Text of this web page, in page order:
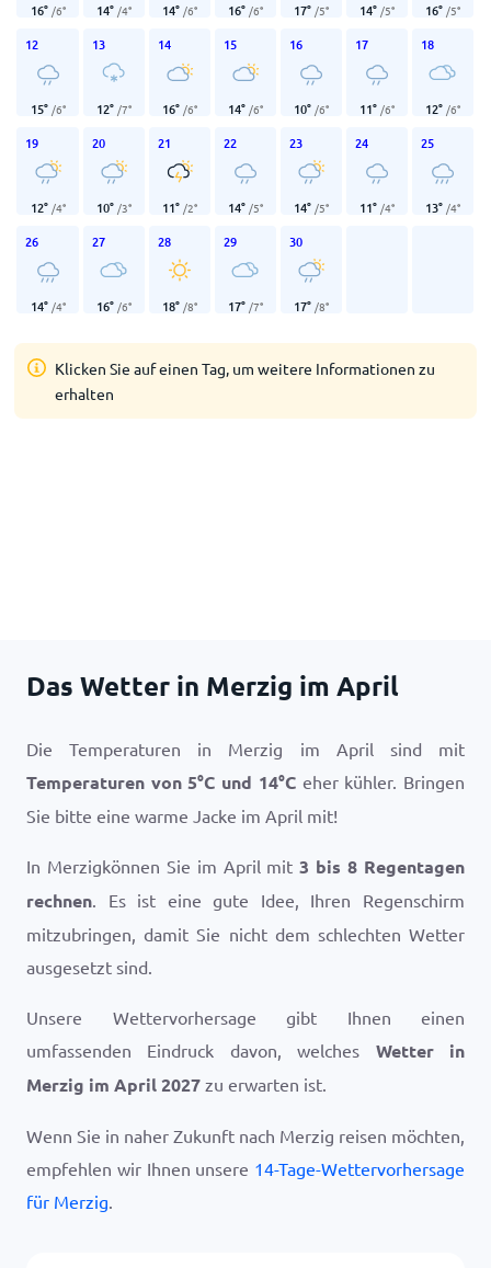
16° /6° 14° /4° 14° /6° 16° /6° 17° /5° 14° /5° 16° /5°
12
15° /6°
13
12° /7°
14
16° /6°
15
14° /6°
16
10° /6°
17
11° /6°
18
12° /6°
19
12° /4°
20
10° /3°
21
11° /2°
22
14° /5°
23
14° /5°
24
11° /4°
25
13° /4°
26
14° /4°
27
16° /6°
28
18° /8°
29
17° /7°
30
17° /8°
Klicken Sie auf einen Tag, um weitere Informationen zu
erhalten
Das Wetter in Merzig im April
Die Temperaturen in Merzig im April sind mit
Temperaturen von5°C und 14°Ceher kühler. Bringen
Sie bitte eine warme Jacke im April mit!
In Merzigkönnen Sie im April mit3 bis 8 Regentagen
rechnen. Es ist eine gute Idee, Ihren Regenschirm
mitzubringen, damit Sie nicht dem schlechten Wetter
ausgesetzt sind.
Unsere Wettervorhersage gibt Ihnen einen
umfassenden Eindruck davon, welches Wetter in
Merzig im April 2027 zu erwarten ist.
Wenn Sie in naher Zukunft nach Merzig reisen möchten,
empfehlen wir Ihnen unsere 14-Tage-Wettervorhersage
für Merzig.